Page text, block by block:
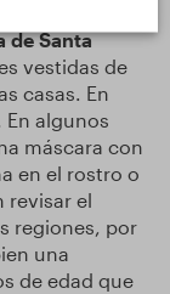
de Santa
vestidas de
casas. En
algunos
máscara con
en el rostro o
revisar el
regiones, por
una
de edad que